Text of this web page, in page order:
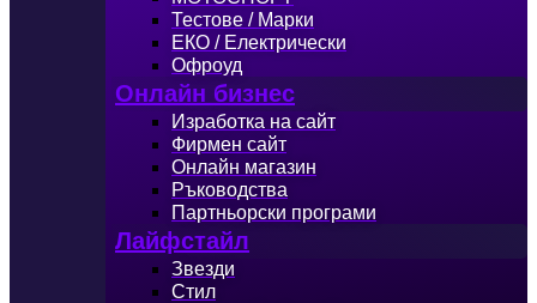
Тестове / Марки
ЕКО / Електрически
Офроуд
Онлайн бизнес
Изработка на сайт
Фирмен сайт
Онлайн магазин
Ръководства
Партньорски програми
Лайфстайл
Звезди
Стил